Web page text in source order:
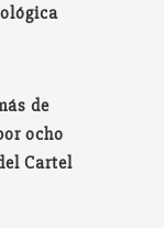
de
ocho
Cartel